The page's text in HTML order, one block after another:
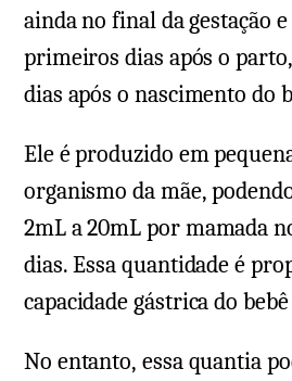
ainda no final da gestação
primeiros dias após o
dias após o nascimento do
Ele é produzido em
organismo da mãe,
2mL a 20mL por mamada
dias. Essa quantidade é
capacidade gástrica do
No entanto, essa quantia